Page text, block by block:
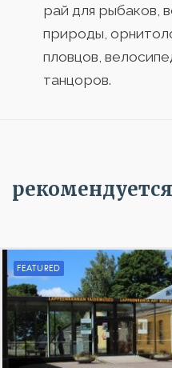
рай для рыбаков,
природы,
пловцов,
танцоров.
рекомендуется
FEATURED